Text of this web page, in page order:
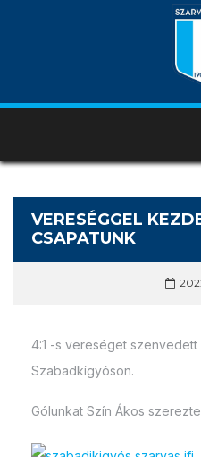
VERESÉGGEL
CSAPATUNK
4:1 -s vereséget szenvedett
Szabadkígyóson.
Gólunkat Szín Ákos